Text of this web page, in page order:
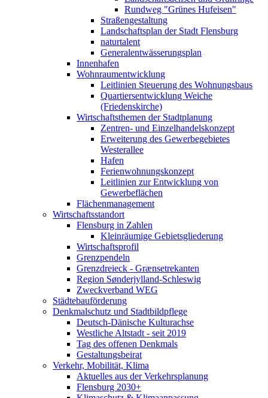
Rundweg "Grünes Hufeisen"
Straßengestaltung
Landschaftsplan der Stadt Flensburg
naturtalent
Generalentwässerungsplan
Innenhafen
Wohnraumentwicklung
Leitlinien Steuerung des Wohnungsbaus
Quartiersentwicklung Weiche
(Friedenskirche)
Wirtschaftsthemen der Stadtplanung
Zentren- und Einzelhandelskonzept
Erweiterung des Gewerbegebietes
Westerallee
Hafen
Ferienwohnungskonzept
Leitlinien zur Entwicklung von
Gewerbeflächen
Flächenmanagement
Wirtschaftsstandort
Flensburg in Zahlen
Kleinräumige Gebietsgliederung
Wirtschaftsprofil
Grenzpendeln
Grenzdreieck - Grænsetrekanten
Region Sønderjylland-Schleswig
Zweckverband WEG
Städtebauförderung
Denkmalschutz und Stadtbildpflege
Deutsch-Dänische Kulturachse
Westliche Altstadt - seit 2019
Tag des offenen Denkmals
Gestaltungsbeirat
Verkehr, Mobilität, Klima
Aktuelles aus der Verkehrsplanung
Flensburg 2030+